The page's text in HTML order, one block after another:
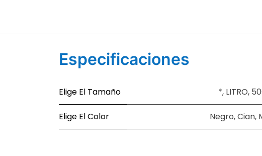
Especificaciones
Elige El Tamaño *, LITRO,
Elige El Color Negro,Cian,